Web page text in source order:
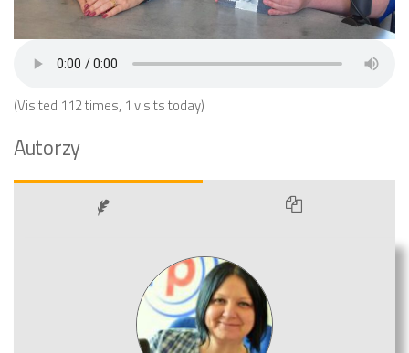
(Visited 112 times, 1 visits today)
Autorzy